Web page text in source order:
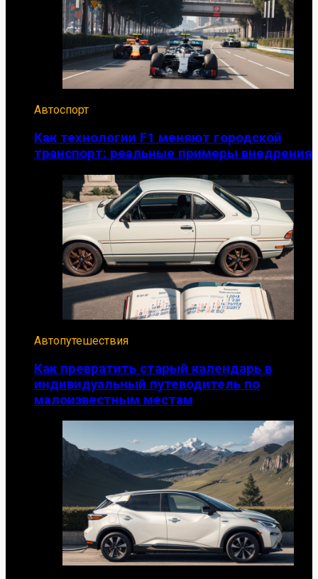
Автоспорт
Как технологии F1 меняют городской
транспорт: реальные примеры внедрения
Автопутешествия
Как превратить старый календарь в
индивидуальный путеводитель по
малоизвестным местам